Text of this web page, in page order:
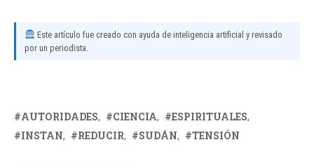
Este artículo fue creado con ayuda de inteligencia artificial y revisado
por un periodista.
AUTORIDADES CIENCIA
ESPIRITUALES
INSTAN
REDUCIR SUDÁN TENSIÓN